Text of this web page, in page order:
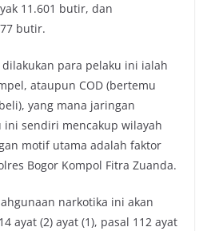
11.601 butir, dan
butir.
para pelaku ini ialah
ataupun COD (bertemu
yang mana jaringan
sendiri mencakup wilayah
motif utama adalah faktor
Bogor Kompol Fitra Zuanda.
narkotika ini akan
ayat (2) ayat (1), pasal 112 ayat